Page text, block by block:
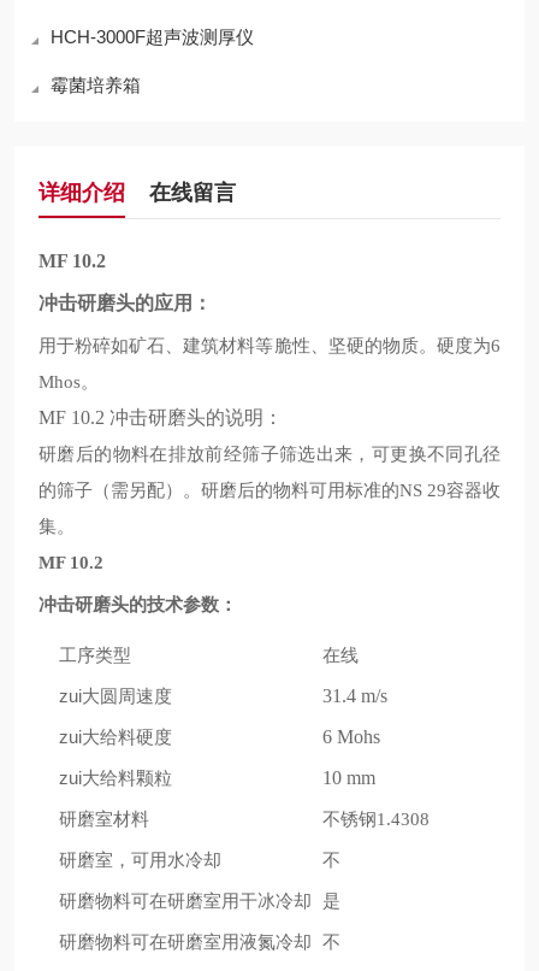
HCH-3000F超声波测厚仪
霉菌培养箱
详细介绍 在线留言
MF 10.2
冲击研磨头的应用：
用于粉碎如矿石、建筑材料等脆性、坚硬的物质。硬度为6
Mhos。
MF 10.2 冲击研磨头的说明：
研磨后的物料在排放前经筛子筛选出来，可更换不同孔径
的筛子 （需另配） 。研磨后的物料可用标准的NS 29容器收
集。
MF 10.2
冲击研磨头的技术参数：
工序类型
在线
zui大圆周速度
31.4 m/s
zui大给料硬度
6 Mohs
zui大给料颗粒
10 mm
研磨室材料
不锈钢1.4308
研磨室，可用水冷却
不
研磨物料可在研磨室用干冰冷却
是
研磨物料可在研磨室用液氮冷却 不